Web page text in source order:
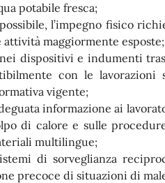
potabile fresca;
l’impegno fisico
attività maggiormente esposte;
dispositivi e indumenti
con le
vigente;
informazione ai
di calore e sulle
multilingue;
di sorveglianza
precoce di situazioni di